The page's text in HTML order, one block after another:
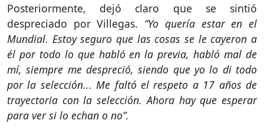
Posteriormente, dejó claro que se sintió
despreciado por Villegas. “Yo quería estar en el
Mundial. Estoy seguro que las cosas se le cayeron a
él por todo lo que habló en la previa, habló mal de
mí, siempre me despreció, siendo que yo lo di todo
por la selección... Me faltó el respeto a 17 años de
trayectoria con la selección. Ahora hay que esperar
para ver si lo echan o no”.